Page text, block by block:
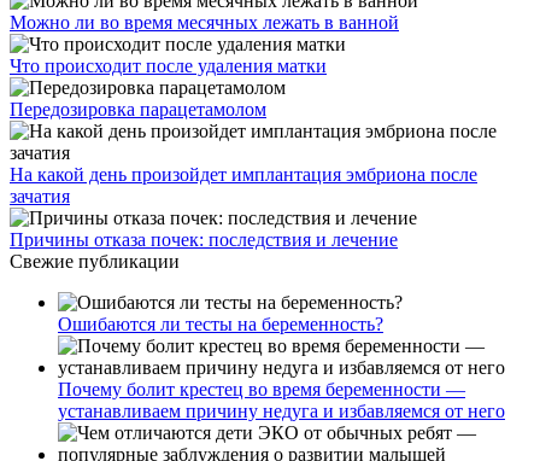
Можно ли во время месячных лежать в ванной
Что происходит после удаления матки
Передозировка парацетамолом
На какой день произойдет имплантация эмбриона после
зачатия
Причины отказа почек: последствия и лечение
Свежие публикации
Ошибаются ли тесты на беременность?
Почему болит крестец во время беременности —
устанавливаем причину недуга и избавляемся от него